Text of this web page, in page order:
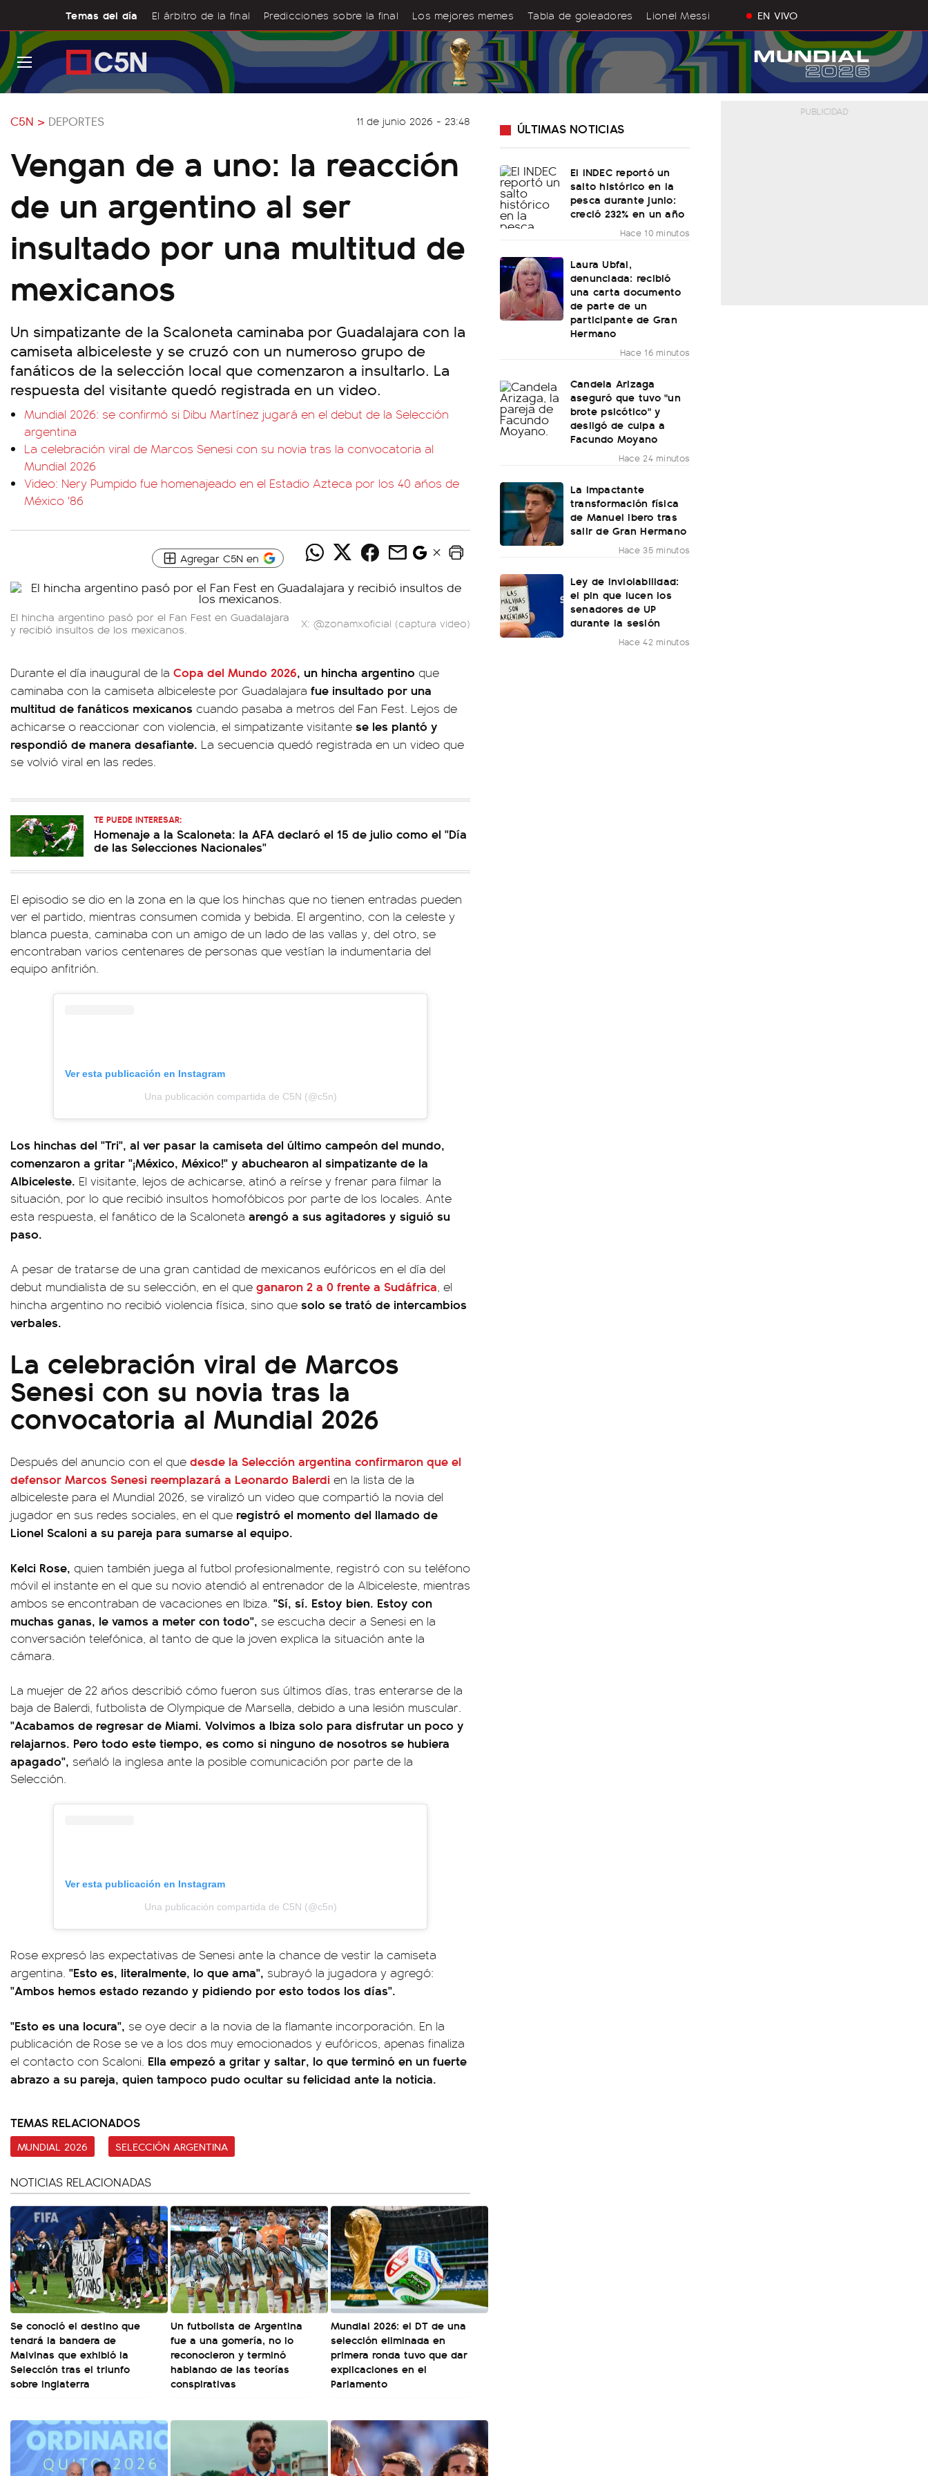
Temas del día El árbitro de la final Predicciones sobre la final Los mejores memes Tabla de goleadores Lionel Messi EN VIVO
C5N > DEPORTES 11 de junio 2026 - 23:48
Vengan de a uno: la reacción
de un argentino al ser
insultado por una multitud de
mexicanos
Un simpatizante de la Scaloneta caminaba por Guadalajara con la
camiseta albiceleste y se cruzó con un numeroso grupo de
fanáticos de la selección local que comenzaron a insultarlo. La
respuesta del visitante quedó registrada en un video.
Mundial 2026: se confirmó si Dibu Martínez jugará en el debut de la Selección
argentina
La celebración viral de Marcos Senesi con su novia tras la convocatoria al
Mundial 2026
Video: Nery Pumpido fue homenajeado en el Estadio Azteca por los 40 años de
México '86
Agregar C5N en
El hincha argentino pasó por el Fan Fest en Guadalajara
y recibió insultos de los mexicanos.
X: @zonamxoficial (captura video)
Durante el día inaugural de la Copa del Mundo 2026, un hincha argentino que
caminaba con la camiseta albiceleste por Guadalajara fue insultado por una
multitud de fanáticos mexicanos cuando pasaba a metros del Fan Fest. Lejos de
achicarse o reaccionar con violencia, el simpatizante visitante se les plantó y
respondió de manera desafiante. La secuencia quedó registrada en un video que
se volvió viral en las redes.
TE PUEDE INTERESAR:
Homenaje a la Scaloneta: la AFA declaró el 15 de julio como el "Día
de las Selecciones Nacionales"
El episodio se dio en la zona en la que los hinchas que no tienen entradas pueden
ver el partido, mientras consumen comida y bebida. El argentino, con la celeste y
blanca puesta, caminaba con un amigo de un lado de las vallas y, del otro, se
encontraban varios centenares de personas que vestían la indumentaria del
equipo anfitrión.
Ver esta publicación en Instagram
Una publicación compartida de C5N (@c5n)
Los hinchas del "Tri", al ver pasar la camiseta del último campeón del mundo,
comenzaron a gritar "¡México, México!" y abuchearon al simpatizante de la
Albiceleste. El visitante, lejos de achicarse, atinó a reírse y frenar para filmar la
situación, por lo que recibió insultos homofóbicos por parte de los locales. Ante
esta respuesta, el fanático de la Scaloneta arengó a sus agitadores y siguió su
paso.
A pesar de tratarse de una gran cantidad de mexicanos eufóricos en el día del
debut mundialista de su selección, en el que ganaron 2 a 0 frente a Sudáfrica, el
hincha argentino no recibió violencia física, sino que solo se trató de intercambios
verbales.
La celebración viral de Marcos
Senesi con su novia tras la
convocatoria al Mundial 2026
Después del anuncio con el que desde la Selección argentina confirmaron que el
defensor Marcos Senesi reemplazará a Leonardo Balerdi en la lista de la
albiceleste para el Mundial 2026, se viralizó un video que compartió la novia del
jugador en sus redes sociales, en el que registró el momento del llamado de
Lionel Scaloni a su pareja para sumarse al equipo.
Kelci Rose, quien también juega al futbol profesionalmente, registró con su teléfono
móvil el instante en el que su novio atendió al entrenador de la Albiceleste, mientras
ambos se encontraban de vacaciones en Ibiza. "Sí, sí. Estoy bien. Estoy con
muchas ganas, le vamos a meter con todo", se escucha decir a Senesi en la
conversación telefónica, al tanto de que la joven explica la situación ante la
cámara.
La muejer de 22 años describió cómo fueron sus últimos días, tras enterarse de la
baja de Balerdi, futbolista de Olympique de Marsella, debido a una lesión muscular.
"Acabamos de regresar de Miami. Volvimos a Ibiza solo para disfrutar un poco y
relajarnos. Pero todo este tiempo, es como si ninguno de nosotros se hubiera
apagado", señaló la inglesa ante la posible comunicación por parte de la
Selección.
Ver esta publicación en Instagram
Una publicación compartida de C5N (@c5n)
Rose expresó las expectativas de Senesi ante la chance de vestir la camiseta
argentina. "Esto es, literalmente, lo que ama", subrayó la jugadora y agregó:
"Ambos hemos estado rezando y pidiendo por esto todos los días".
"Esto es una locura", se oye decir a la novia de la flamante incorporación. En la
publicación de Rose se ve a los dos muy emocionados y eufóricos, apenas finaliza
el contacto con Scaloni. Ella empezó a gritar y saltar, lo que terminó en un fuerte
abrazo a su pareja, quien tampoco pudo ocultar su felicidad ante la noticia.
TEMAS RELACIONADOS
MUNDIAL 2026 SELECCIÓN ARGENTINA
NOTICIAS RELACIONADAS
Se conoció el destino que
tendrá la bandera de
Malvinas que exhibió la
Selección tras el triunfo
sobre Inglaterra
Un futbolista de Argentina
fue a una gomería, no lo
reconocieron y terminó
hablando de las teorías
conspirativas
Mundial 2026: el DT de una
selección eliminada en
primera ronda tuvo que dar
explicaciones en el
Parlamento
ÚLTIMAS NOTICIAS
El INDEC reportó un
salto histórico en la
pesca durante junio:
creció 232% en un año
Hace 10 minutos
Laura Ubfal,
denunciada: recibió
una carta documento
de parte de un
participante de Gran
Hermano
Hace 16 minutos
Candela Arizaga
aseguró que tuvo "un
brote psicótico" y
desligó de culpa a
Facundo Moyano
Hace 24 minutos
La impactante
transformación física
de Manuel Ibero tras
salir de Gran Hermano
Hace 35 minutos
Ley de Inviolabilidad:
el pin que lucen los
senadores de UP
durante la sesión
Hace 42 minutos